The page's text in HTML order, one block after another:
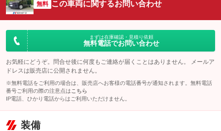
無料 この車両に関するお問い合わせ
まずは在庫確認・見積り依頼
無料電話でお問い合わせ
お気軽にどうぞ。問合せ後に何度もご連絡が届くことはありません。 メールア
ドレスは販売店に公開されません。
※無料電話をご利用の場合は、販売店へお客様の電話番号が通知されます。無料電話
番号ご利用の際の注意点は こちら
IP電話、ひかり電話からはご利用いただけません。
装備